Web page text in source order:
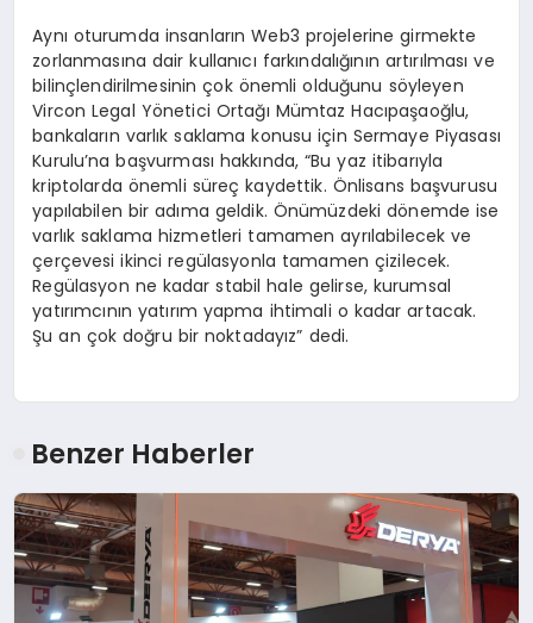
Aynı oturumda insanların Web3 projelerine girmekte
zorlanmasına dair kullanıcı farkındalığının artırılması ve
bilinçlendirilmesinin çok önemli olduğunu söyleyen
Vircon Legal Yönetici Ortağı Mümtaz Hacıpaşaoğlu,
bankaların varlık saklama konusu için Sermaye Piyasası
Kurulu’na başvurması hakkında, “Bu yaz itibarıyla
kriptolarda önemli süreç kaydettik. Önlisans başvurusu
yapılabilen bir adıma geldik. Önümüzdeki dönemde ise
varlık saklama hizmetleri tamamen ayrılabilecek ve
çerçevesi ikinci regülasyonla tamamen çizilecek.
Regülasyon ne kadar stabil hale gelirse, kurumsal
yatırımcının yatırım yapma ihtimali o kadar artacak.
Şu an çok doğru bir noktadayız” dedi.
Benzer Haberler